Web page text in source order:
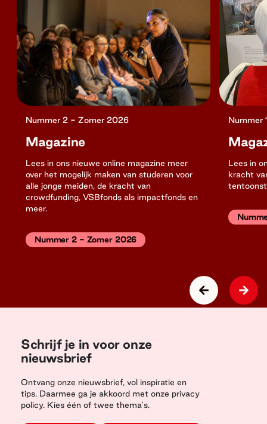
Nummer 2 - Zomer 2026
Magazine
Lees in ons nieuwe online magazine meer
over het mogelijk maken van studeren voor
alle jonge meiden, de kracht van
crowdfunding, VSBfonds als impactfonds en
meer.
Nummer 2 - Zomer 2026
Nummer
Lees in
kracht
Schrijf je in voor onze
nieuwsbrief
Ontvang onze nieuwsbrief, vol inspiratie en
tips. Daarmee ga je akkoord met onze privacy
policy. Kies één of twee thema's.